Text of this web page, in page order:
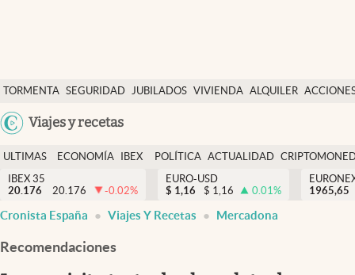
TORMENTA SEGURIDAD JUBILADOS VIVIENDA ALQUILER
USA
Viajes y recetas
Economía y finanzas
Política
Actualidad
Criptomonedas
España
ULTIMAS
NOTICIAS
ECONOMÍA
FINANZAS
IBEX
EURO
POLÍTICA ACTUALIDAD
IBEX 35
20.176
20.176 -0.02%
EURO-USD
$ 1,16 $ 1,16 0.01%
1965,65
Cronista España Viajes Y Recetas Mercadona
Recomendaciones